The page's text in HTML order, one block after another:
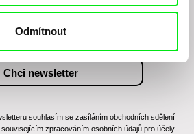
Odmítnout
souhlasím se zasíláním obchodních sdělení
zpracováním osobních údajů pro účely